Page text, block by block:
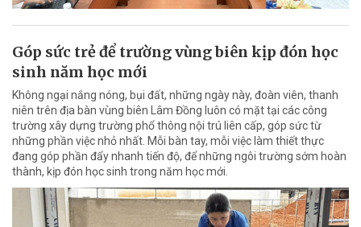
Góp sức trẻ để trường vùng biên kịp đón học
sinh năm học mới
Không ngại nắng nóng, bụi đất, những ngày này, đoàn viên, thanh
niên trên địa bàn vùng biên Lâm Đồng luôn có mặt tại các công
trường xây dựng trường phổ thông nội trú liên cấp, góp sức từ
những phần việc nhỏ nhất. Mỗi bàn tay, mỗi việc làm thiết thực
đang góp phần đẩy nhanh tiến độ, để những ngôi trường sớm hoàn
thành, kịp đón học sinh trong năm học mới.